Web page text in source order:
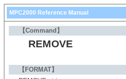
MPC2000 Reference Manual
【Command】
REMOVE
【FORMAT】